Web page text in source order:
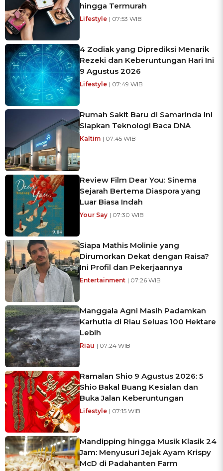
hingga Termurah
Lifestyle | 07:53 WIB
4 Zodiak yang Diprediksi Menarik
Rezeki dan Keberuntungan Hari Ini
9 Agustus 2026
Lifestyle | 07:49 WIB
Rumah Sakit Baru di Samarinda Ini
Siapkan Teknologi Baca DNA
Kaltim | 07:45 WIB
Review Film Dear You: Sinema
Sejarah Bertema Diaspora yang
Luar Biasa Indah
Your Say | 07:30 WIB
Siapa Mathis Molinie yang
Dirumorkan Dekat dengan Raisa?
Ini Profil dan Pekerjaannya
Entertainment | 07:26 WIB
Manggala Agni Masih Padamkan
Karhutla di Riau Seluas 100 Hektare
Lebih
Riau | 07:24 WIB
Ramalan Shio 9 Agustus 2026: 5
Shio Bakal Buang Kesialan dan
Buka Jalan Keberuntungan
Lifestyle | 07:15 WIB
Mandipping hingga Musik Klasik 24
Jam: Menyusuri Jejak Ayam Krispy
McD di Padahanten Farm